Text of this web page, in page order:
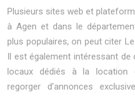
Plusieurs sites web et
à Agen et dans le
plus populaires, on peut citer
Il est également intéressant
locaux dédiés à la location
regorger d’annonces